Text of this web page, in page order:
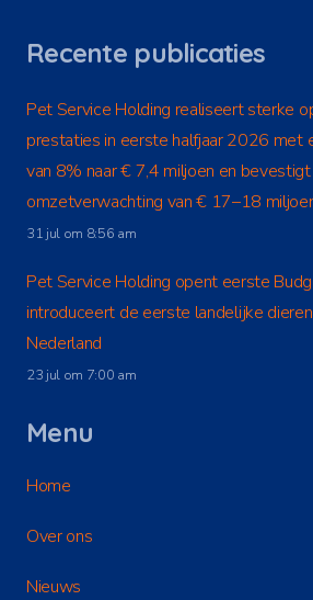
Recente publicaties
Pet Service Holding realiseert sterke
prestaties in eerste halfjaar 2026 met
van 8% naar € 7,4 miljoen en bevestigt
omzetverwachting van € 17–18
31 jul om 8:56 am
Pet Service Holding opent eerste
introduceert de eerste landelijke
Nederland
23 jul om 7:00 am
Menu
Home
Over ons
Nieuws